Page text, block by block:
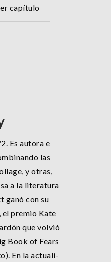
capítulo
Es autora e
las
y otras,
a la literatura
ganó con su
premio Kate
que volvió
Book of Fears
En la actuali-